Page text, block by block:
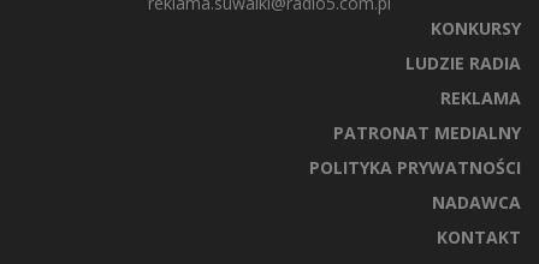
KONKURSY
LUDZIE RADIA
REKLAMA
PATRONAT MEDIALNY
POLITYKA PRYWATNOŚCI
NADAWCA
KONTAKT